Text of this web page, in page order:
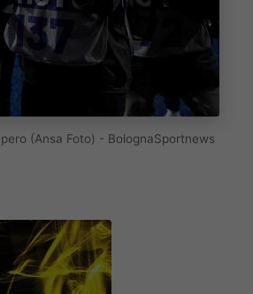
(Ansa Foto) - BolognaSportnews